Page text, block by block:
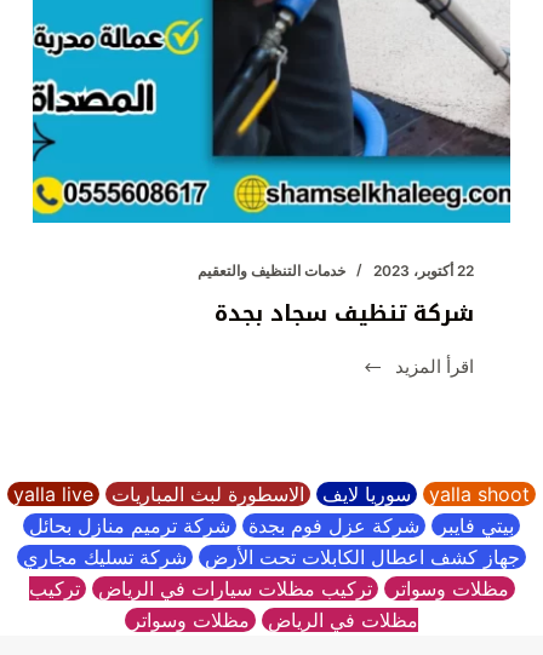
22 أكتوبر، 2023 خدمات التنظيف والتعقيم
شركة تنظيف سجاد بجدة
اقرأ المزيد
شركة
yalla shoot سوريا لايف الاسطورة لبث المباريات yalla live
بيتي فايبر شركة عزل فوم بجدة شركة ترميم منازل بحائل
جهاز كشف اعطال الكابلات تحت الأرض شركة تسليك مجاري
مظلات وسواتر تركيب مظلات سيارات في الرياض تركيب
مظلات في الرياض مظلات وسواتر